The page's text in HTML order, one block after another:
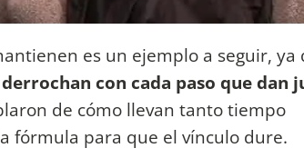
es un ejemplo a seguir, ya
con cada paso que dan
de cómo llevan tanto tiempo
fórmula para que el vínculo dure.